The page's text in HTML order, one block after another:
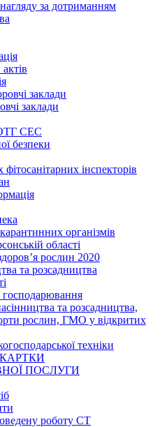
за дотриманням
заклади
заклади
СЕС
безпеки
інспекторів
організмів
області
рослин 2020
та розсадництва
господарювання
та розсадництва,
рослин, ГМО у відкритих
техніки
ПОСЛУГИ
роботу СТ